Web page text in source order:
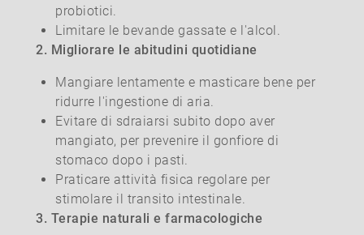
probiotici.
Limitare le bevande gassate e l'alcol.
2. Migliorare le abitudini quotidiane
Mangiare lentamente e masticare bene per
ridurre l'ingestione di aria.
Evitare di sdraiarsi subito dopo aver
mangiato, per prevenire il gonfiore di
stomaco dopo i pasti.
Praticare attività fisica regolare per
stimolare il transito intestinale.
3. Terapie naturali e farmacologiche